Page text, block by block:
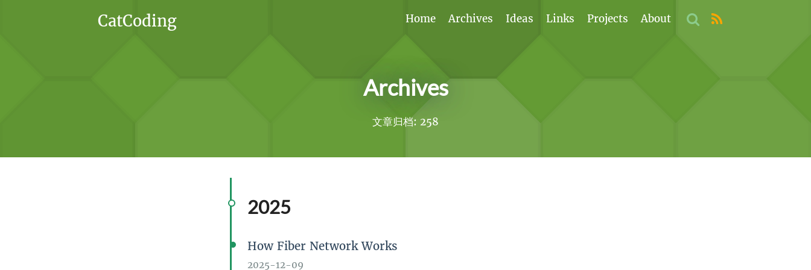
CatCoding Home Archives Ideas Links Projects About
Archives
文章归档: 258
2025
How Fiber Network Works
2025-12-09